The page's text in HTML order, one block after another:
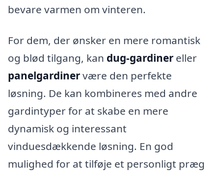
bevare varmen om vinteren.
For dem, der ønsker en mere romantisk
og blød tilgang, kan dug-gardiner eller
panelgardinervære den perfekte
løsning. De kan kombineres med andre
gardintyper for at skabe en mere
dynamisk og interessant
vinduesdækkende løsning. En god
mulighed for at tilføje et personligt præg